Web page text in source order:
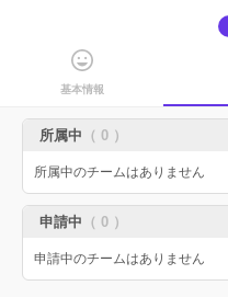
基本情報
所属中 （ 0 ）
所属中のチームはありません
申請中 （ 0 ）
申請中のチームはありません